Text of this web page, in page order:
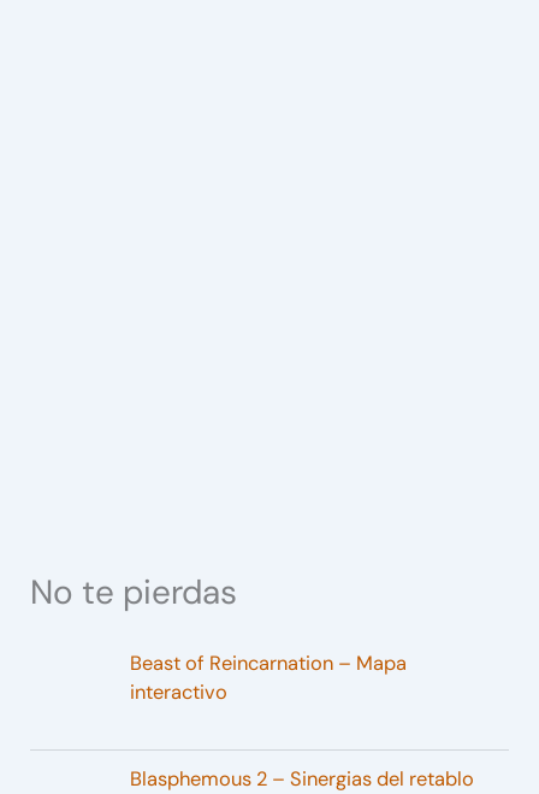
No te pierdas
Beast of Reincarnation – Mapa
interactivo
Blasphemous 2 – Sinergias del retablo